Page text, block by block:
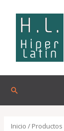
contenido
Buscar
Inicio / Productos